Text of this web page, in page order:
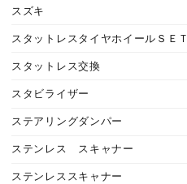
スズキ
スタットレスタイヤホイールＳＥＴ
スタットレス交換
スタビライザー
ステアリングダンパー
ステンレス スキャナー
ステンレススキャナー